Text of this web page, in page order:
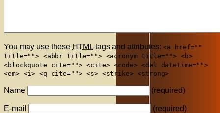
You may use these HTML tags and attributes: <a href=""
title=""> <abbr title=""> <acronym title=""> <b>
<blockquote cite=""> <cite> <code> <del datetime="">
<em> <i> <q cite=""> <s> <strike> <strong>
Name (required)
E-mail (required)